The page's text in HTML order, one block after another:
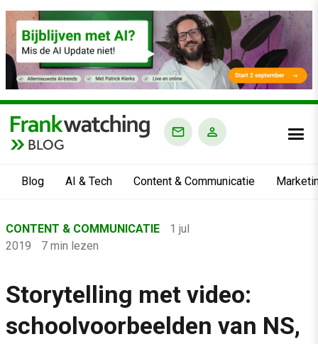
BLOG
Blog AI & Tech Content & Communicatie
›
Content & Communicatie
›
CONTENT & COMMUNICATIE
1 jul
2019
7 min lezen
Storytelling met video:
schoolvoorbeelden van NS,